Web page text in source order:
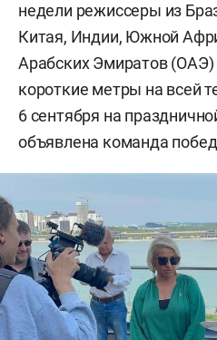
недели режиссеры из
Китая, Индии, Южной
Арабских Эмиратов (ОАЭ)
короткие метры на всей
6 сентября на
объявлена команда